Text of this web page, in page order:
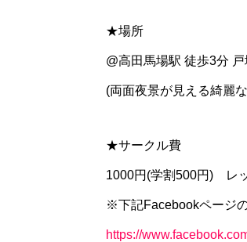
★場所
@高田馬場駅 徒歩3分
(両面夜景が見える綺麗
★サークル費
1000円(学割500円) レ
※下記Facebookページの
https://